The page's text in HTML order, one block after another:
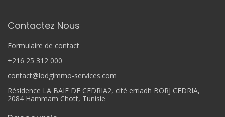
Contactez Nous
Formulaire de contact
+216 25 312 000
contact@lodgimmo-services.com
Résidence LA BAIE DE CEDRIA2, cité erriadh BORJ CEDRIA,
2084 Hammam Chott, Tunisie